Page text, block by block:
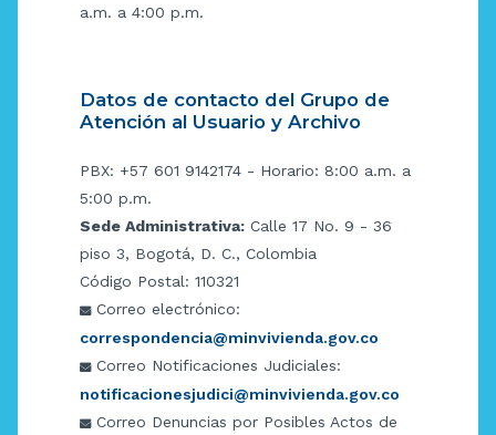
a.m. a 4:00 p.m.
Datos de contacto del Grupo de
Atención al Usuario y Archivo
PBX: +57 601 9142174 - Horario: 8:00 a.m. a
5:00 p.m.
Sede Administrativa: Calle 17 No. 9 - 36
piso 3, Bogotá, D. C., Colombia
Código Postal: 110321
Correo electrónico:
correspondencia@minvivienda.gov.co
Correo Notificaciones Judiciales:
notificacionesjudici@minvivienda.gov.co
Correo Denuncias por Posibles Actos de